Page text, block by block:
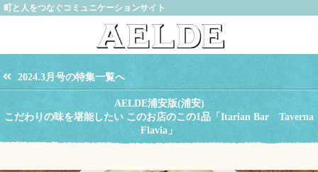
町と人をつなぐコミュニケーションサイト
2024.3月号の特集一覧へ
AELDE浦安版(浦安)
こだわりの味を堪能したい このお店のこの1品「Itarian Bar Taverna
Flavia」